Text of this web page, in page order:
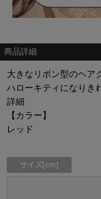
商品詳細
大きなリボン型のヘア
ハローキティになりき
詳細
【カラー】
レッド
サイズ[cm]